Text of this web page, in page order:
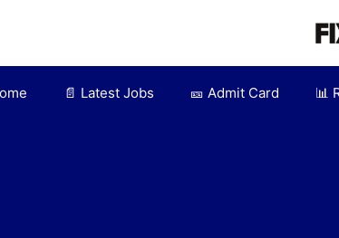
📄 Latest Jobs 🎫 Admit Card 📊